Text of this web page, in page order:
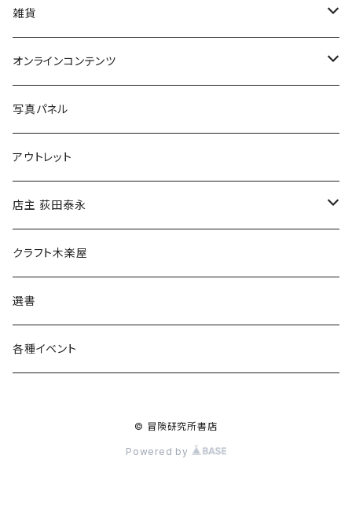
美術
POLEWARDS
Tシャツ
雑貨
バッグ
ブックカバー
マグカップ
傘
食料品
その他
オンラインコンテンツ
冒険クロストーク
写真パネル
アウトレット
店主 荻田泰永
書籍
ウェア
クラフト木楽屋
選書
各種イベント
© 冒険研究所書店
Powered by